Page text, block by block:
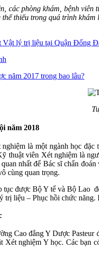
các phòng khám, bệnh
thiếu trong quá trình
Vật lý trị liệu tại Quận Đống
năm 2017 trong bao lâu?
năm 2018
là một ngành học đặc
thuật viên Xét nghiệm là
nhất để Bác sĩ chẩn
cùng quan trọng.
tục được Bộ Y tế và Bộ Lao
trị liệu – Phục hồi chức
Cao đẳng Y Dược Pasteur
Xét nghiệm Y học. Các bạn